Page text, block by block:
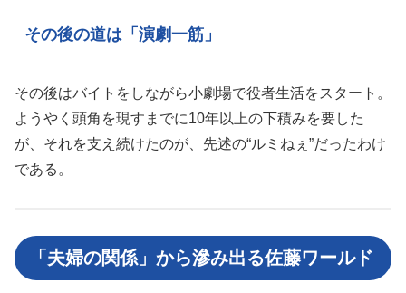
その後の道は「演劇一筋」
その後はバイトをしながら小劇場で役者生活をスタート。
ようやく頭角を現すまでに10年以上の下積みを要した
が、それを支え続けたのが、先述の“ルミねぇ”だったわけ
である。
「夫婦の関係」から滲み出る佐藤ワールド